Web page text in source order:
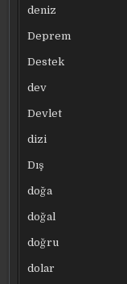
deniz
Deprem
Destek
dev
Devlet
dizi
Dış
doğa
doğal
doğru
dolar